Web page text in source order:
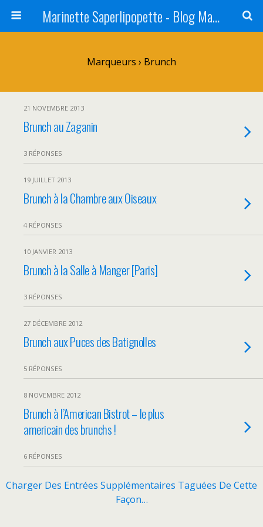
Marinette Saperlipopette - Blog Maman Angers Lifestyle - Ex Expat Montréal
Marqueurs › Brunch
21 NOVEMBRE 2013
Brunch au Zaganin
3 RÉPONSES
19 JUILLET 2013
Brunch à la Chambre aux Oiseaux
4 RÉPONSES
10 JANVIER 2013
Brunch à la Salle à Manger [Paris]
3 RÉPONSES
27 DÉCEMBRE 2012
Brunch aux Puces des Batignolles
5 RÉPONSES
8 NOVEMBRE 2012
Brunch à l’American Bistrot – le plus
americain des brunchs !
6 RÉPONSES
Charger Des Entrées Supplémentaires Taguées De Cette
Façon…